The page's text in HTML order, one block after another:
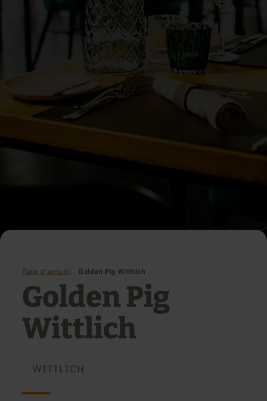
Page d'accueil Golden Pig Wittlich
Golden Pig
Wittlich
WITTLICH